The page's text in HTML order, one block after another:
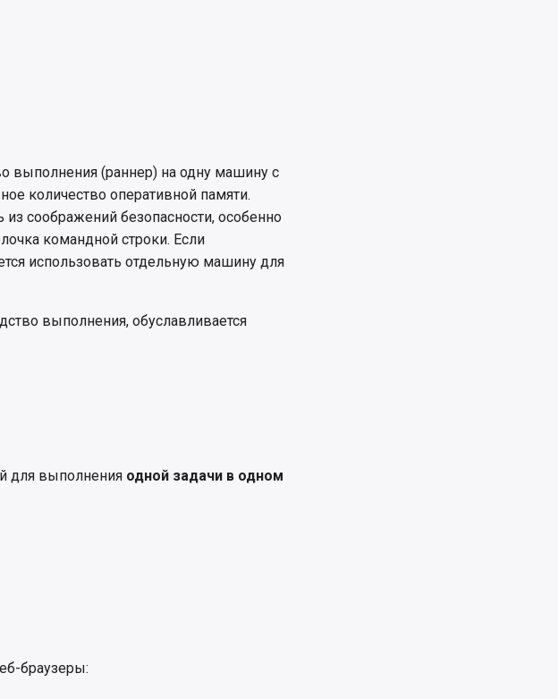
выполнения (раннер) на одну машину с
количество оперативной памяти.
соображений безопасности, особенно
командной строки. Если
использовать отдельную машину для
выполнения, обуславливается
для выполнения одной задачи в одном
браузеры: